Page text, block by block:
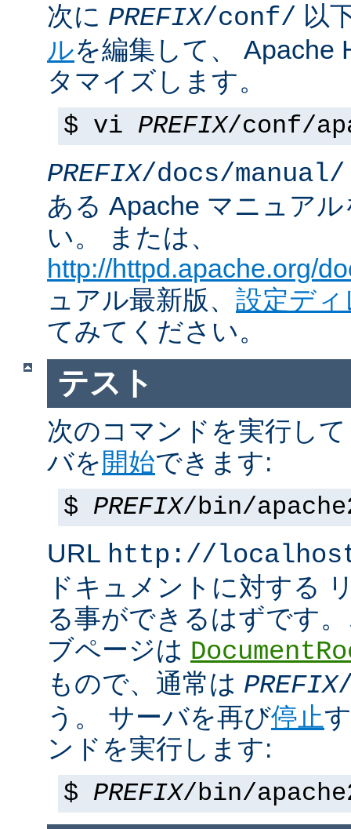
次に PREFIX/conf/ 以
ルを編集して、 Apache
タマイズします。
$ vi PREFIX/conf/
PREFIX/docs/manual/
ある Apache マニュア
い。 または、
http://httpd.apache.org/
ュアル最新版、 設定デ
てみてください。
テスト
次のコマンドを実行し
バを 開始できます:
$ PREFIX/bin/
URL http://
ドキュメントに対する
る事ができるはずです
ブページは
もので、通常は PREFIX
う。 サーバを再び停止
ンドを実行します:
$ PREFIX/bin/